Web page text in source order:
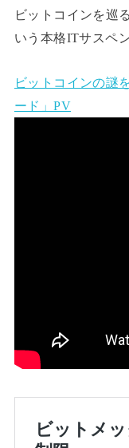
ビットコインを巡
いう本格ITサスペ
ビットコインの謎
ード」PV